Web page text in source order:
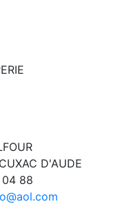
D'AUDE
88